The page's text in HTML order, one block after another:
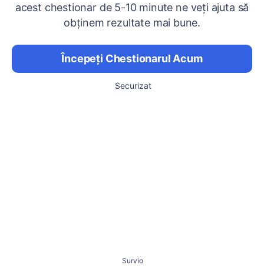
acest chestionar de 5-10 minute ne veți ajuta să
obținem rezultate mai bune.
Începeți Chestionarul Acum
Securizat
Survio